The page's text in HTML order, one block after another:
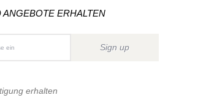
ERHALTEN
Sign up
erhalten